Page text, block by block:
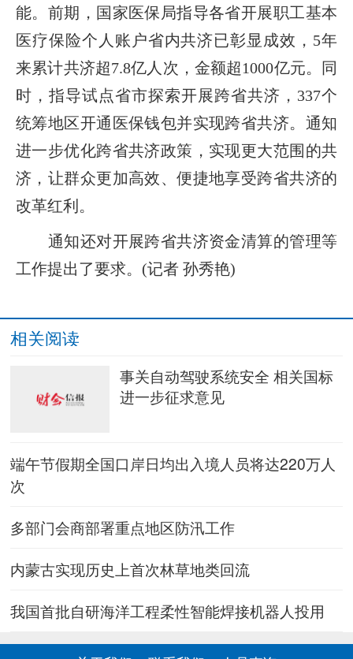
能。前期，国家医保局指导各省开展职工基本
医疗保险个人账户省内共济已彰显成效，5年
来累计共济超7.8亿人次，金额超1000亿元。同
时，指导试点省市探索开展跨省共济，337个
统筹地区开通医保钱包并实现跨省共济。通知
进一步优化跨省共济政策，实现更大范围的共
济，让群众更加高效、便捷地享受跨省共济的
改革红利。
通知还对开展跨省共济资金清算的管理等
工作提出了要求。(记者 孙秀艳)
相关阅读
事关自动驾驶系统安全 相关国标
进一步征求意见
端午节假期全国口岸日均出入境人员将达220万人
次
多部门会商部署重点地区防汛工作
内蒙古实现历史上首次林草地类回流
我国首批自研海洋工程柔性智能焊接机器人投用